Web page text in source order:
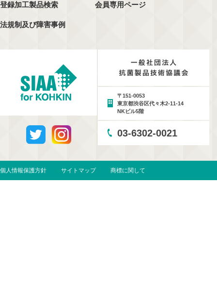
登録加工製品検索
法規制及び障害事例
会員専用ページ
〒151-0053
東京都渋谷区代々木2-11-14
NKビル5階
03-6302-0021
個人情報保護方針 サイトマップ 商標に関して